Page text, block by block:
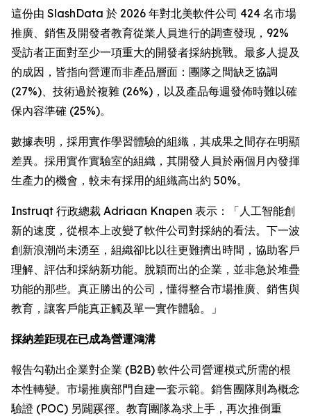
這份由 SlashData 於 2026 年對北美軟件公司 424 名市場
推廣、銷售及開發者教育從業人員進行的調查發現，92%
受訪者正面對至少一項重大的開發者採納挑戰。最多人提及
的成因，皆指向營運而非產品層面：團隊之間缺乏協調
(27%)、技術過於複雜 (26%)，以及產品每週發佈時難以確
保內容準確 (25%)。
數據表明，採用實作學習體驗的組織，其成果之間存在明顯
差異。採用實作實驗室的組織，其開發人員於兩個月內發揮
生產力的機會，較未有採用的組織高出約 50%。
Instruqt 行政總裁 Adriaan Knapen 表示：「人工智能創
新的速度，從根本上改變了軟件公司對採納的看法。下一波
創新浪潮尚未湧至，組織卻比以往更難擠出時間，協助客戶
理解、評估和採納新功能。脫穎而出的企業，並非急於堆疊
功能的那些。真正勝出的公司，懂得整合市場推廣、銷售與
教育，讓客戶能真正觸及單一實作體驗。」
採納差距現在已成為營運鴻溝
報告勾勒出企業對企業 (B2B) 軟件公司營運模式所需的根
本性轉變。市場推廣部門自建一套示範。銷售團隊則為概念
驗證 (POC) 另闢蹊徑。教育團隊為求上手，再次推倒重